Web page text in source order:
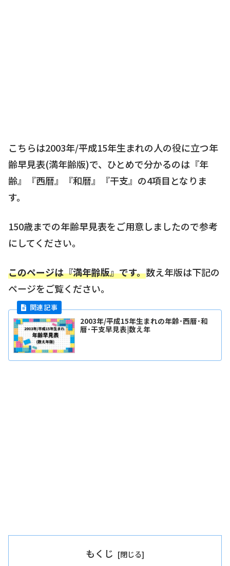
こちらは2003年/平成15年生まれの人の役に立つ年
齢早見表(満年齢版)で、ひとめで分かるのは『年
齢』『西暦』『和暦』『干支』の4項目となりま
す。
150歳までの年齢早見表をご用意しましたので参考
にしてください。
このページは『満年齢版』です。数え年版は下記の
ページをご覧ください。
2003年/平成15年生まれの年齢･西暦･和
暦･干支早見表|数え年
もくじ